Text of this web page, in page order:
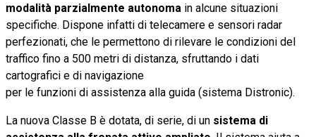
modalità parzialmente autonoma in alcune situazioni
specifiche. Dispone infatti di telecamere e sensori radar
perfezionati, che le permettono di rilevare le condizioni del
traffico fino a 500 metri di distanza, sfruttando i dati
cartografici e di navigazione
per le funzioni di assistenza alla guida (sistema Distronic).
La nuova Classe B è dotata, di serie, di un sistema di